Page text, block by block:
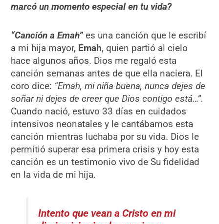
marcó un momento especial en tu vida?
“Canción a Emah” es una canción que le escribí
a mi hija mayor, Emah, quien partió al cielo
hace algunos años. Dios me regaló esta
canción semanas antes de que ella naciera. El
coro dice: “Emah, mi niña buena, nunca dejes de
soñar ni dejes de creer que Dios contigo está…”.
Cuando nació, estuvo 33 días en cuidados
intensivos neonatales y le cantábamos esta
canción mientras luchaba por su vida. Dios le
permitió superar esa primera crisis y hoy esta
canción es un testimonio vivo de Su fidelidad
en la vida de mi hija.
Intento que vean a Cristo en mi